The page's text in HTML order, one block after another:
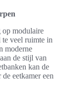
op modulaire
te veel ruimte in
moderne
de stijl van
kan de
eetkamer een